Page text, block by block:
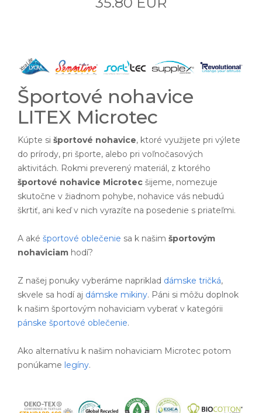
Športové nohavice
LITEX Microtec
Kúpte si športové nohavice, ktoré využijete pri výlete
do prírody, pri športe, alebo pri voľnočasových
aktivitách. Rokmi preverený materiál, z ktorého
športové nohavice Microtec šijeme, nomezuje
skutočne v žiadnom pohybe, nohavice vás nebudú
škrtiť, ani keď v nich vyrazíte na posedenie s priateľmi.
A aké športové oblečenie sa k našim športovým
nohaviciam hodí?
Z našej ponuky vyberáme napriklad dámske tričká,
skvele sa hodí aj dámske mikiny. Páni si môžu doplnok
k našim športovým nohaviciam vyberať v kategórii
pánske športové oblečenie.
Ako alternatívu k našim nohaviciam Microtec potom
ponúkame legíny.